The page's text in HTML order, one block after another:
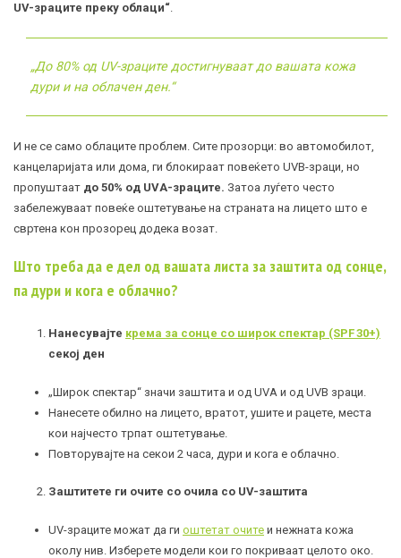
UV-зраците преку облаци“.
„До 80% од UV-зраците достигнуваат до вашата кожа
дури и на облачен ден.“
И не се само облаците проблем. Сите прозорци: во автомобилот,
канцеларијата или дома, ги блокираат повеќето UVB-зраци, но
пропуштаат до 50% од UVA-зраците. Затоа луѓето често
забележуваат повеќе оштетување на страната на лицето што е
свртена кон прозорец додека возат.
Што треба да е дел од вашата листа за заштита од сонце,
па дури и кога е облачно?
Нанесувајте крема за сонце со широк спектар (SPF 30+)
секој ден
„Широк спектар“ значи заштита и од UVA и од UVB зраци.
Нанесете обилно на лицето, вратот, ушите и рацете, места
кои најчесто трпат оштетување.
Повторувајте на секои 2 часа, дури и кога е облачно.
Заштитете ги очите со очила со UV-заштита
UV-зраците можат да ги оштетат очите и нежната кожа
околу нив. Изберете модели кои го покриваат целото око.